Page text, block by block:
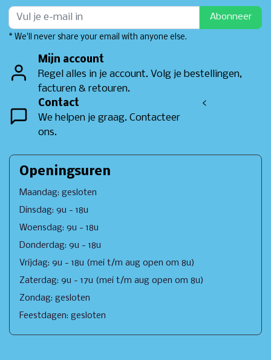
Abonneer
* We'll never share your email with anyone else.
Mijn account
Regel alles in je account. Volg je bestellingen,
facturen & retouren.
Contact
We helpen je graag. Contacteer
ons.
<
Openingsuren
Maandag: gesloten
Dinsdag: 9u - 18u
Woensdag: 9u - 18u
Donderdag: 9u - 18u
Vrijdag: 9u - 18u (mei t/m aug open om 8u)
Zaterdag: 9u - 17u (mei t/m aug open om 8u)
Zondag: gesloten
Feestdagen: gesloten